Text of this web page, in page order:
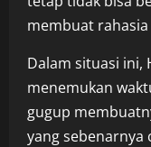
membuat
Dalam situasi ini,
menemukan
gugup
yang sebenarnya